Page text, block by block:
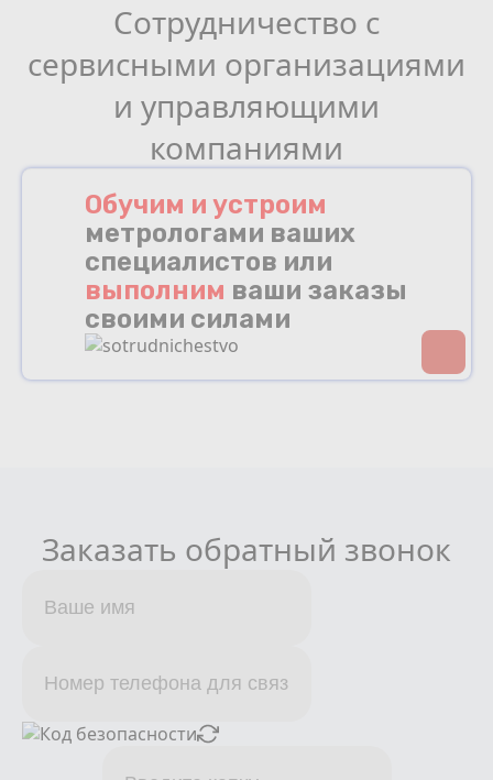
Сотрудничество с
сервисными организациями
и управляющими
компаниями
Обучим и устроим
метрологами ваших
специалистов или
выполним ваши заказы
своими силами
Заказать обратный звонок